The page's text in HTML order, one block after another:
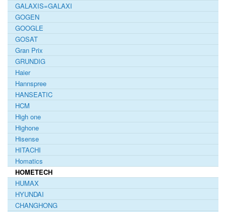
GALAXIS=GALAXI
GOGEN
GOOGLE
GOSAT
Gran Prix
GRUNDIG
Haier
Hannspree
HANSEATIC
HCM
High one
Highone
Hisense
HITACHI
Homatics
HOMETECH
HUMAX
HYUNDAI
CHANGHONG